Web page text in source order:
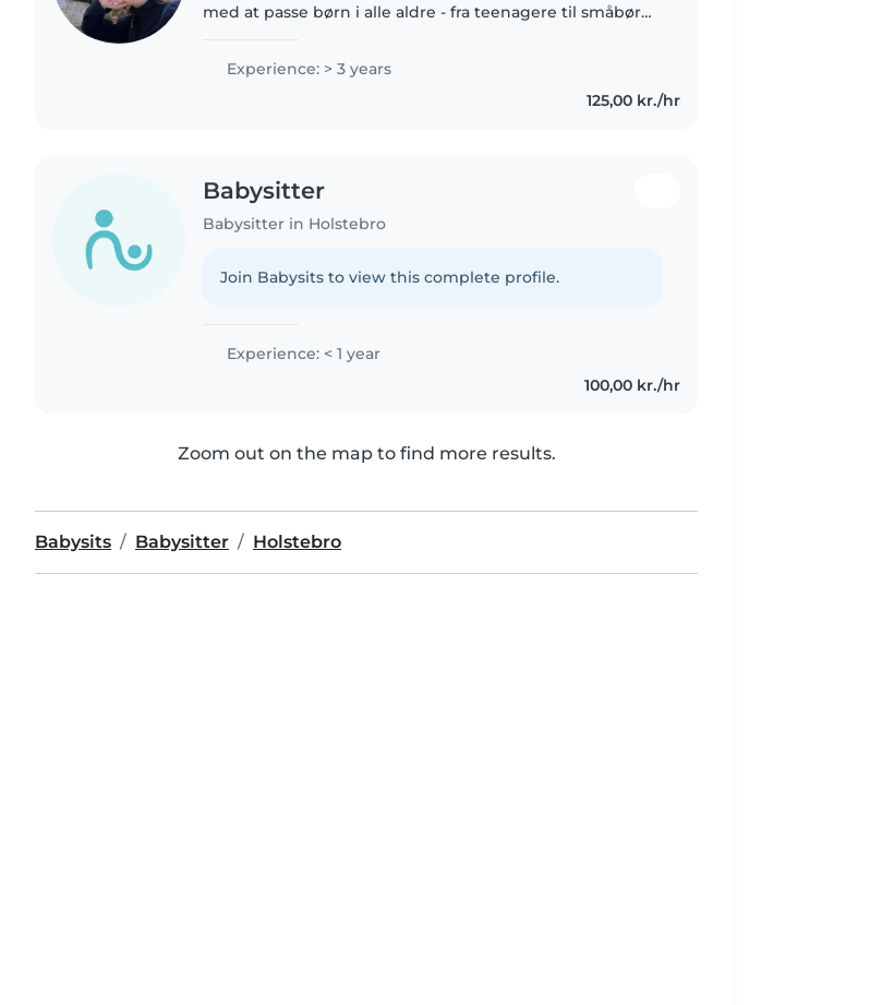
med at passe børn i alle aldre - fra teenagere til småbørn.
Experience: > 3 years
125,00 kr./hr
Babysitter
Babysitter in Holstebro
Join Babysits to view this complete profile.
Experience: < 1 year
100,00 kr./hr
Zoom out on the map to find more results.
Babysits Babysitter Holstebro